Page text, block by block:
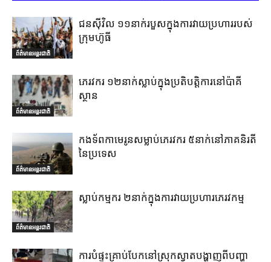
ព័ត៌មានអន្តរជាតិ
ជនស៊ីវិល ១១នាក់របួសក្នុងការវាយប្រហាររបស់
ក្រុមហ៊ូធី
ព័ត៌មានអន្តរជាតិ
ភេរវករ ១២នាក់ស្លាប់ក្នុងប្រតិបត្តិការនៅប៉ាគី
ស្ថាន
ព័ត៌មានអន្តរជាតិ
កងទ័ពកាមេរូនសម្លាប់ភេរវករ ៥នាក់នៅភាគនិរតី
នៃប្រទេស
ព័ត៌មានអន្តរជាតិ
ស្លាប់កម្មករ ២នាក់ក្នុងការវាយប្រហារភេរវកម្ម
ការបំផ្ទុះគ្រាប់បែកនៅស្រុកស្វាតបង្ហាញពីបញ្ហា